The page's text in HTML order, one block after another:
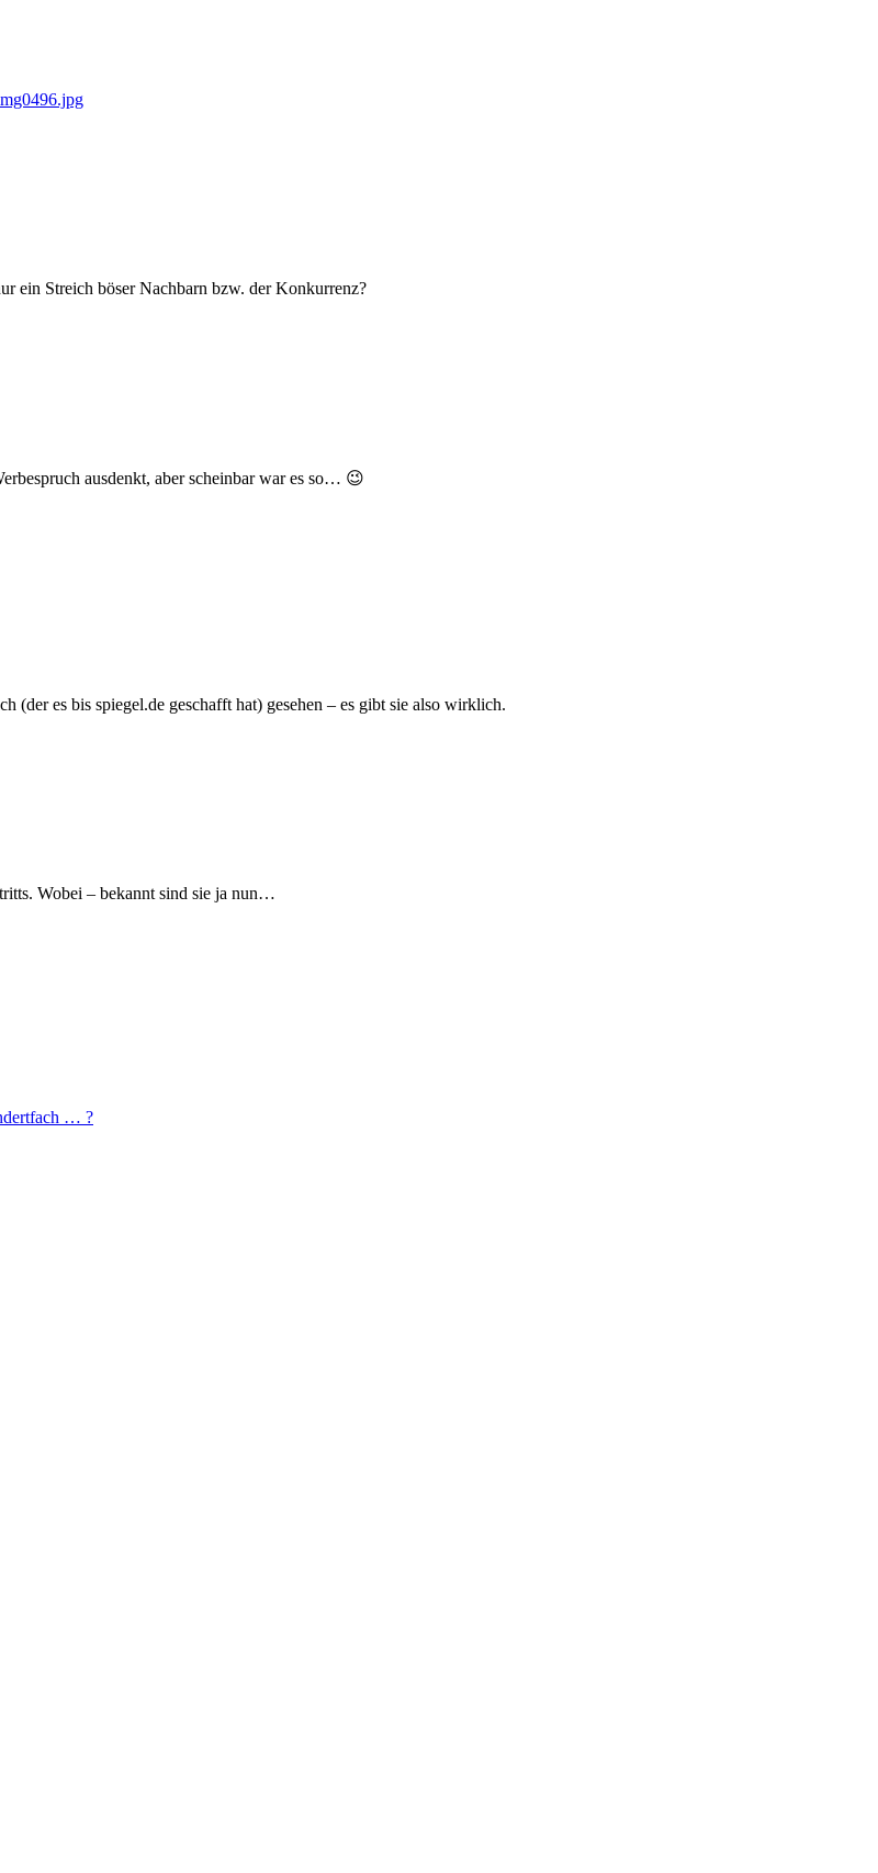
ein Streich böser Nachbarn bzw. der Konkurrenz?
ausdenkt, aber scheinbar war es so… 😉
(der es bis spiegel.de geschafft hat) gesehen – es gibt sie also wirklich.
Wobei – bekannt sind sie ja nun…
… ?